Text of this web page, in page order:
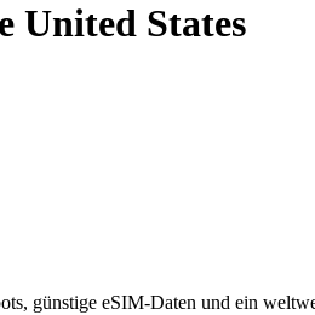
United States
günstige eSIM-Daten und ein